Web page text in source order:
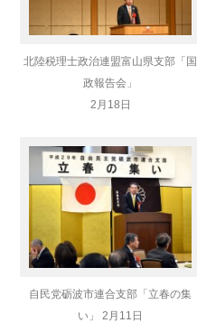
北陸税理士政治連盟富山県支部「国
政報告会」
2月18日
自民党砺波市連合支部「立春の集
い」 2月11日